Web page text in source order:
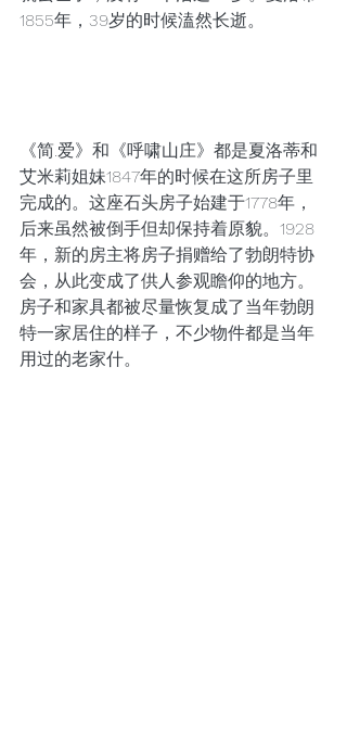
1855年，39岁的时候溘然长逝。
《简.爱》和《呼啸山庄》都是夏洛蒂和
艾米莉姐妹1847年的时候在这所房子里
完成的。这座石头房子始建于1778年，
后来虽然被倒手但却保持着原貌。1928
年，新的房主将房子捐赠给了勃朗特协
会，从此变成了供人参观瞻仰的地方。
房子和家具都被尽量恢复成了当年勃朗
特一家居住的样子，不少物件都是当年
用过的老家什。